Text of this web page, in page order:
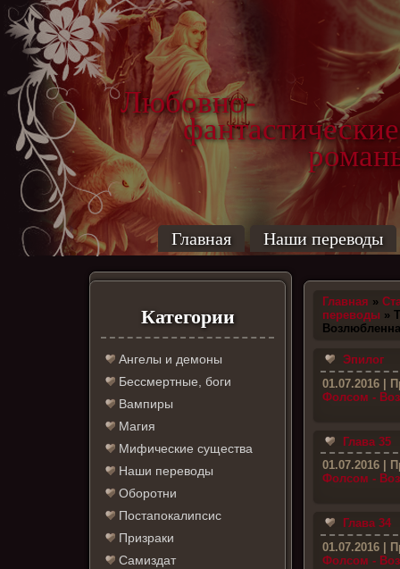
Любовно-
фантастические
Главная Наши переводы
Категории
Ангелы и демоны
Бессмертные, боги
Вампиры
Магия
Мифические существа
Наши переводы
Оборотни
Постапокалипсис
Призраки
Самиздат
Главная »
переводы »
Эпилог
01.07.2016 |
Фолсом -
Глава 35
01.07.2016 |
Фолсом -
Глава 34
01.07.2016 |
Фолсом -